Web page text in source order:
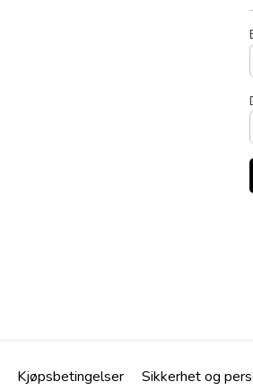
Kjøpsbetingelser Sikkerhet og